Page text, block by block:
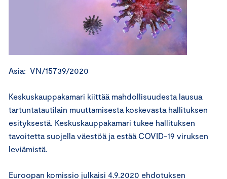
Asia: VN/15739/2020
Keskuskauppakamari kiittää mahdollisuudesta lausua
tartuntatautilain muuttamisesta koskevasta hallituksen
esityksestä. Keskuskauppakamari tukee hallituksen
tavoitetta suojella väestöä ja estää COVID-19 viruksen
leviämistä.
Euroopan komissio julkaisi 4.9.2020 ehdotuksen